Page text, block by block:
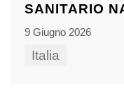
SANITARIO
9 Giugno 2026
Italia